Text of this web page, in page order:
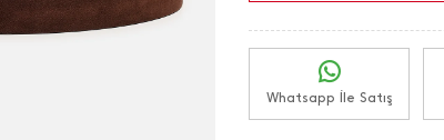
Whatsapp İle Satış